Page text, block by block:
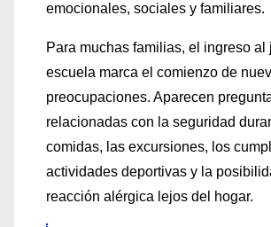
emocionales, sociales y familiares.
Para muchas familias, el ingreso al
escuela marca el comienzo de
preocupaciones. Aparecen
relacionadas con la seguridad
comidas, las excursiones, los
actividades deportivas y la
reacción alérgica lejos del hogar.